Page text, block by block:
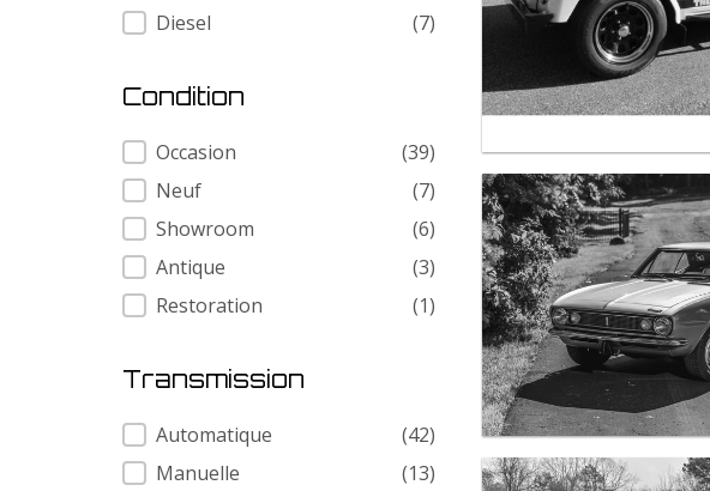
Diesel
(7)
Condition
Condition
Occasion
(39)
Neuf
(7)
Showroom
(6)
Antique
(3)
Restoration
(1)
Transmission
Transmission
Automatique
(42)
Manuelle
(13)